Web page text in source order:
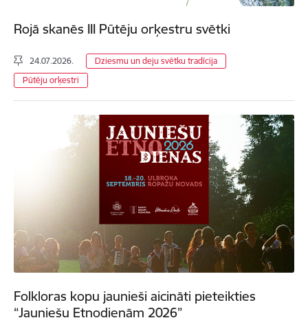
Rojā skanēs III Pūtēju orķestru svētki
24.07.2026.
Dziesmu un deju svētku tradīcija
Pūtēju orķestri
Folkloras kopu jaunieši aicināti pieteikties
“Jauniešu Etnodienām 2026”